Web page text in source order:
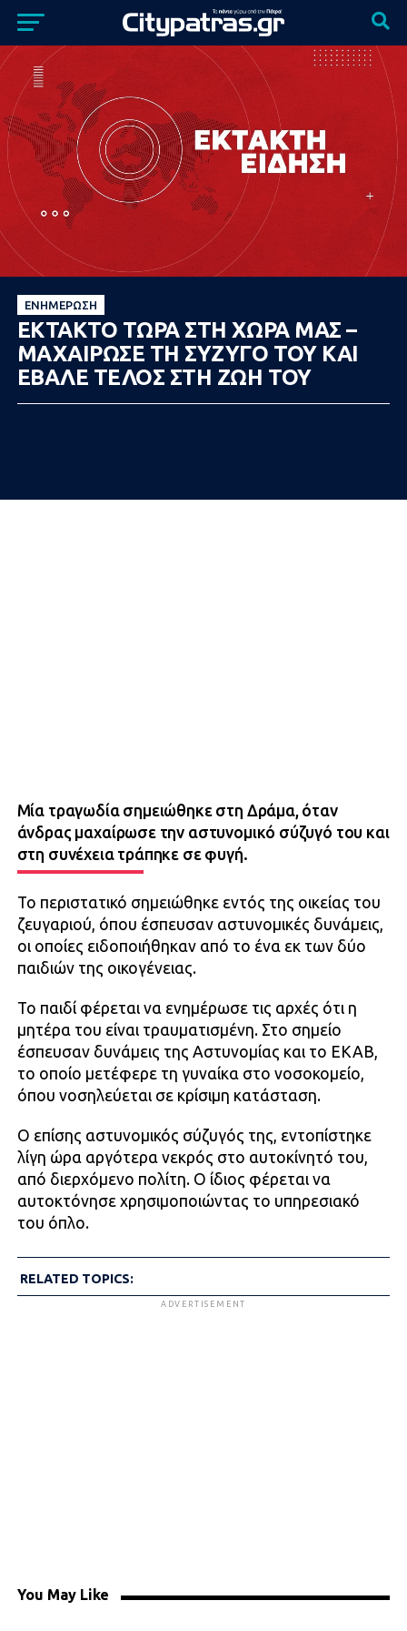
ΕΝΗΜΈΡΩΣΗ
ΕΚΤΑΚΤΟ ΤΩΡΑ ΣΤΗ ΧΩΡΑ ΜΑΣ –
ΜΑΧΑΙΡΩΣΕ ΤΗ ΣΥΖΥΓΟ ΤΟΥ ΚΑΙ
ΕΒΑΛΕ ΤΕΛΟΣ ΣΤΗ ΖΩΗ ΤΟΥ
Μία τραγωδία σημειώθηκε στη Δράμα, όταν
άνδρας μαχαίρωσε την αστυνομικό σύζυγό του και
στη συνέχεια τράπηκε σε φυγή.
Το περιστατικό σημειώθηκε εντός της οικείας του
ζευγαριού, όπου έσπευσαν αστυνομικές δυνάμεις,
οι οποίες ειδοποιήθηκαν από το ένα εκ των δύο
παιδιών της οικογένειας.
Το παιδί φέρεται να ενημέρωσε τις αρχές ότι η
μητέρα του είναι τραυματισμένη. Στο σημείο
έσπευσαν δυνάμεις της Αστυνομίας και το ΕΚΑΒ,
το οποίο μετέφερε τη γυναίκα στο νοσοκομείο,
όπου νοσηλεύεται σε κρίσιμη κατάσταση.
Ο επίσης αστυνομικός σύζυγός της, εντοπίστηκε
λίγη ώρα αργότερα νεκρός στο αυτοκίνητό του,
από διερχόμενο πολίτη. Ο ίδιος φέρεται να
αυτοκτόνησε χρησιμοποιώντας το υπηρεσιακό
του όπλο.
RELATED TOPICS:
ADVERTISEMENT
You May Like